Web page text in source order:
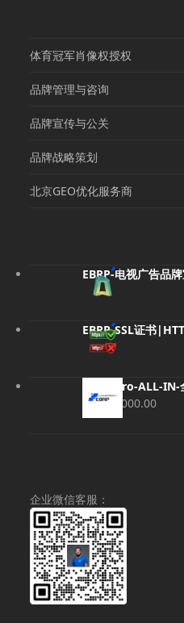
体育冠军肖像权授权
品牌管理与咨询
品牌宣传与公关
品牌战略策划
北京GEO优化服务商
EBRP-电视广告品
EBRP-SSL证书
EBRP-Pro-ALL-IN-
原
价
¥4,980,000.00当
企业微信客服：